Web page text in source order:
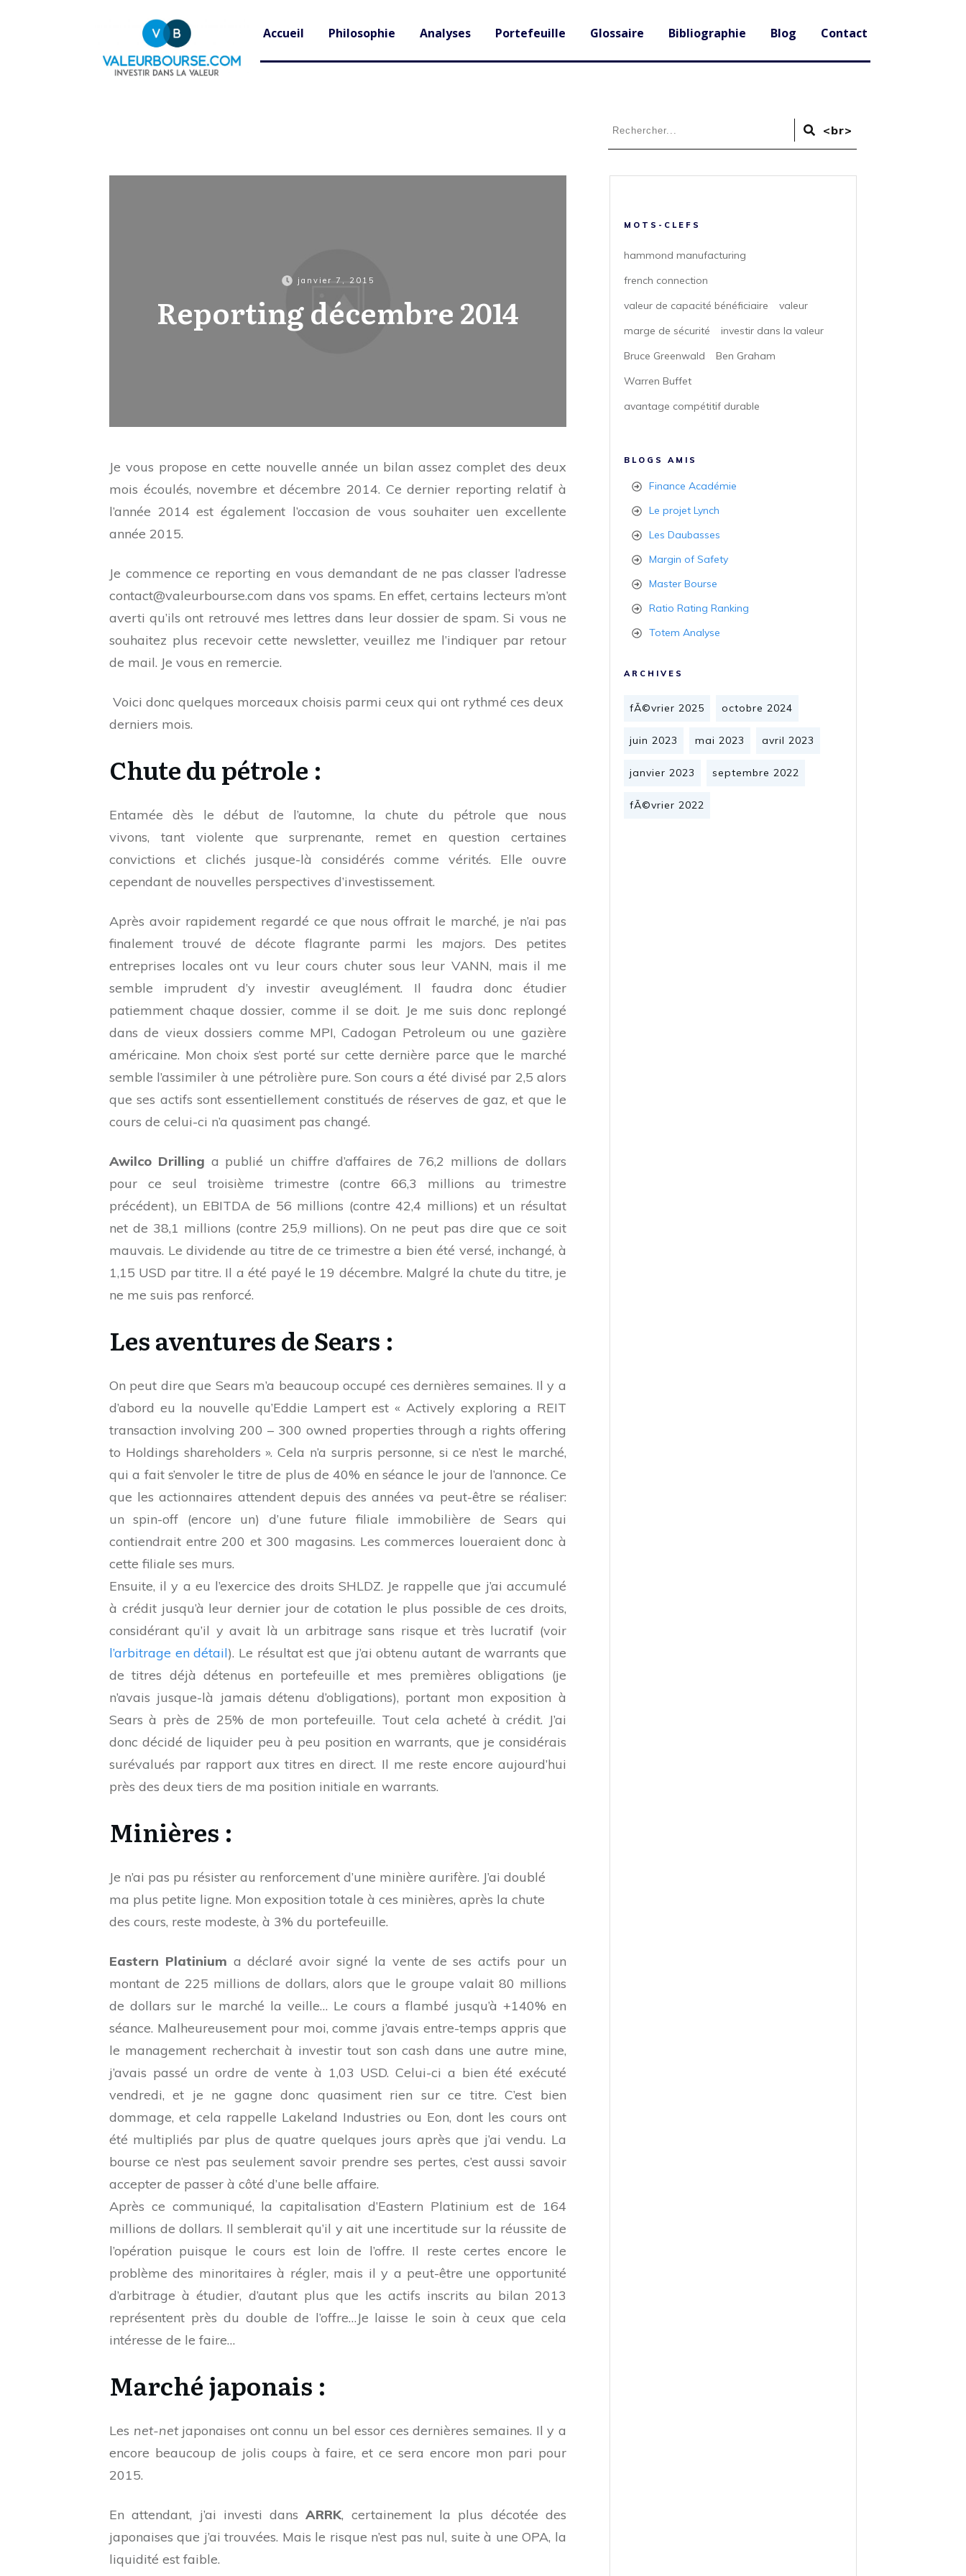
Accueil Philosophie Analyses Portefeuille Glossaire Bibliographie Blog Contact
<br>
MOTS-CLEFS
hammond manufacturing
french connection
valeur de capacité bénéficiaire
valeur
marge de sécurité
investir dans la valeur
Bruce Greenwald
Ben Graham
Warren Buffet
avantage compétitif durable
BLOGS AMIS
Finance Académie
Le projet Lynch
Les Daubasses
Margin of Safety
Master Bourse
Ratio Rating Ranking
Totem Analyse
ARCHIVES
fÃ©vrier 2025 octobre 2024
juin 2023 mai 2023 avril 2023
janvier 2023 septembre 2022
fÃ©vrier 2022
janvier 7, 2015
Reporting décembre 2014
Je vous propose en cette nouvelle année un bilan assez complet des deux
mois écoulés, novembre et décembre 2014. Ce dernier reporting relatif à
l’année 2014 est également l’occasion de vous souhaiter uen excellente
année 2015.
Je commence ce reporting en vous demandant de ne pas classer l’adresse
contact@valeurbourse.com dans vos spams. En effet, certains lecteurs m’ont
averti qu’ils ont retrouvé mes lettres dans leur dossier de spam. Si vous ne
souhaitez plus recevoir cette newsletter, veuillez me l’indiquer par retour
de mail. Je vous en remercie.
Voici donc quelques morceaux choisis parmi ceux qui ont rythmé ces deux
derniers mois.
Chute du pétrole :
Entamée dès le début de l’automne, la chute du pétrole que nous
vivons, tant violente que surprenante, remet en question certaines
convictions et clichés jusque-là considérés comme vérités. Elle ouvre
cependant de nouvelles perspectives d’investissement.
Après avoir rapidement regardé ce que nous offrait le marché, je n’ai pas
finalement trouvé de décote flagrante parmi les majors. Des petites
entreprises locales ont vu leur cours chuter sous leur VANN, mais il me
semble imprudent d’y investir aveuglément. Il faudra donc étudier
patiemment chaque dossier, comme il se doit. Je me suis donc replongé
dans de vieux dossiers comme MPI, Cadogan Petroleum ou une gazière
américaine. Mon choix s’est porté sur cette dernière parce que le marché
semble l’assimiler à une pétrolière pure. Son cours a été divisé par 2,5 alors
que ses actifs sont essentiellement constitués de réserves de gaz, et que le
cours de celui-ci n’a quasiment pas changé.
Awilco Drilling a publié un chiffre d’affaires de 76,2 millions de dollars
pour ce seul troisième trimestre (contre 66,3 millions au trimestre
précédent), un EBITDA de 56 millions (contre 42,4 millions) et un résultat
net de 38,1 millions (contre 25,9 millions). On ne peut pas dire que ce soit
mauvais. Le dividende au titre de ce trimestre a bien été versé, inchangé, à
1,15 USD par titre. Il a été payé le 19 décembre. Malgré la chute du titre, je
ne me suis pas renforcé.
Les aventures de Sears :
On peut dire que Sears m’a beaucoup occupé ces dernières semaines. Il y a
d’abord eu la nouvelle qu’Eddie Lampert est « Actively exploring a REIT
transaction involving 200 – 300 owned properties through a rights offering
to Holdings shareholders ». Cela n’a surpris personne, si ce n’est le marché,
qui a fait s’envoler le titre de plus de 40% en séance le jour de l’annonce. Ce
que les actionnaires attendent depuis des années va peut-être se réaliser:
un spin-off (encore un) d’une future filiale immobilière de Sears qui
contiendrait entre 200 et 300 magasins. Les commerces loueraient donc à
cette filiale ses murs.
Ensuite, il y a eu l’exercice des droits SHLDZ. Je rappelle que j’ai accumulé
à crédit jusqu’à leur dernier jour de cotation le plus possible de ces droits,
considérant qu’il y avait là un arbitrage sans risque et très lucratif (voir
l’arbitrage en détail). Le résultat est que j’ai obtenu autant de warrants que
de titres déjà détenus en portefeuille et mes premières obligations (je
n’avais jusque-là jamais détenu d’obligations), portant mon exposition à
Sears à près de 25% de mon portefeuille. Tout cela acheté à crédit. J’ai
donc décidé de liquider peu à peu position en warrants, que je considérais
surévalués par rapport aux titres en direct. Il me reste encore aujourd’hui
près des deux tiers de ma position initiale en warrants.
Minières :
Je n’ai pas pu résister au renforcement d’une minière aurifère. J’ai doublé
ma plus petite ligne. Mon exposition totale à ces minières, après la chute
des cours, reste modeste, à 3% du portefeuille.
Eastern Platinium a déclaré avoir signé la vente de ses actifs pour un
montant de 225 millions de dollars, alors que le groupe valait 80 millions
de dollars sur le marché la veille… Le cours a flambé jusqu’à +140% en
séance. Malheureusement pour moi, comme j’avais entre-temps appris que
le management recherchait à investir tout son cash dans une autre mine,
j’avais passé un ordre de vente à 1,03 USD. Celui-ci a bien été exécuté
vendredi, et je ne gagne donc quasiment rien sur ce titre. C’est bien
dommage, et cela rappelle Lakeland Industries ou Eon, dont les cours ont
été multipliés par plus de quatre quelques jours après que j’ai vendu. La
bourse ce n’est pas seulement savoir prendre ses pertes, c’est aussi savoir
accepter de passer à côté d’une belle affaire.
Après ce communiqué, la capitalisation d’Eastern Platinium est de 164
millions de dollars. Il semblerait qu’il y ait une incertitude sur la réussite de
l’opération puisque le cours est loin de l’offre. Il reste certes encore le
problème des minoritaires à régler, mais il y a peut-être une opportunité
d’arbitrage à étudier, d’autant plus que les actifs inscrits au bilan 2013
représentent près du double de l’offre…Je laisse le soin à ceux que cela
intéresse de le faire…
Marché japonais :
Les net-netjaponaises ont connu un bel essor ces dernières semaines. Il y a
encore beaucoup de jolis coups à faire, et ce sera encore mon pari pour
2015.
En attendant, j’ai investi dansARRK, certainement la plus décotée des
japonaises que j’ai trouvées. Mais le risque n’est pas nul, suite à une OPA, la
liquidité est faible.